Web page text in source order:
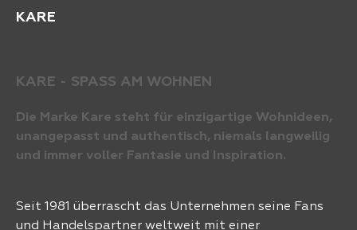
KARE
KARE - SPASS AM WOHNEN
Die Marke Kare steht für einzigartige Wohnideen,
unangepasst und authentisch, niemals langweilig
und immer voller Fantasie und Inspiration.
Seit 1981 überrascht das Unternehmen seine Fans
und Handelspartner weltweit mit einer